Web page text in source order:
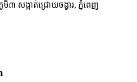
៣ សង្កាត់ជ្រោយចង្វារ, ភ្នំពេញ